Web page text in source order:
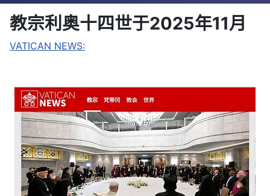
教宗利奥十四世于2025年11月
VATICAN NEWS: